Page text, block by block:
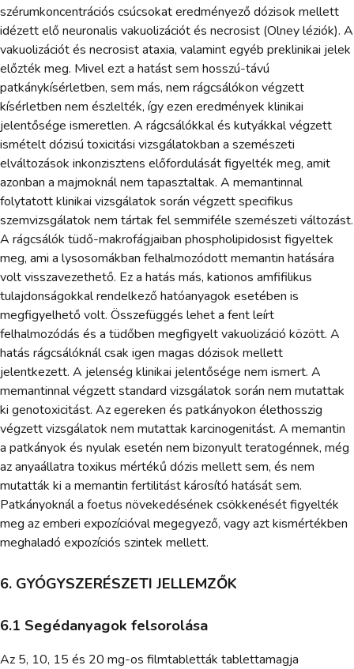
szérumkoncentrációs csúcsokat eredményező dózisok mellett
idézett elő neuronalis vakuolizációt és necrosist (Olney léziók). A
vakuolizációt és necrosist ataxia, valamint egyéb preklinikai jelek
előzték meg. Mivel ezt a hatást sem hosszú-távú
patkánykísérletben, sem más, nem rágcsálókon végzett
kísérletben nem észlelték, így ezen eredmények klinikai
jelentősége ismeretlen. A rágcsálókkal és kutyákkal végzett
ismételt dózisú toxicitási vizsgálatokban a szemészeti
elváltozások inkonzisztens előfordulását figyelték meg, amit
azonban a majmoknál nem tapasztaltak. A memantinnal
folytatott klinikai vizsgálatok során végzett specifikus
szemvizsgálatok nem tártak fel semmiféle szemészeti változást.
A rágcsálók tüdő-makrofágjaiban phospholipidosist figyeltek
meg, ami a lysosomákban felhalmozódott memantin hatására
volt visszavezethető. Ez a hatás más, kationos amfifilikus
tulajdonságokkal rendelkező hatóanyagok esetében is
megfigyelhető volt. Összefüggés lehet a fent leírt
felhalmozódás és a tüdőben megfigyelt vakuolizáció között. A
hatás rágcsálóknál csak igen magas dózisok mellett
jelentkezett. A jelenség klinikai jelentősége nem ismert. A
memantinnal végzett standard vizsgálatok során nem mutattak
ki genotoxicitást. Az egereken és patkányokon élethosszig
végzett vizsgálatok nem mutattak karcinogenitást. A memantin
a patkányok és nyulak esetén nem bizonyult teratogénnek, még
az anyaállatra toxikus mértékű dózis mellett sem, és nem
mutatták ki a memantin fertilitást károsító hatását sem.
Patkányoknál a foetus növekedésének csökkenését figyelték
meg az emberi expozícióval megegyező, vagy azt kismértékben
meghaladó expozíciós szintek mellett.
6. GYÓGYSZERÉSZETI JELLEMZŐK
6.1 Segédanyagok felsorolása
Az 5, 10, 15 és 20 mg-os filmtabletták tablettamagja